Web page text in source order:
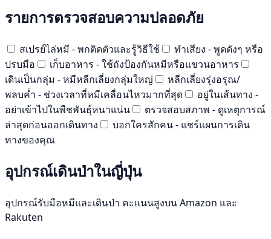
รายการตรวจสอบความปลอดภัย
สเปรย์ไล่หมี - พกติดตัวและรู้วิธีใช้
ทำเสียง - พูดดังๆ หรือ
ปรบมือ
เก็บอาหาร - ใช้ถังป้องกันหมีหรือแขวนอาหาร
เดินเป็นกลุ่ม - หมีหลีกเลี่ยงกลุ่มใหญ่
หลีกเลี่ยงรุ่งอรุณ/
พลบค่ำ - ช่วงเวลาที่หมีเคลื่อนไหวมากที่สุด
อยู่ในเส้นทาง -
อย่าเข้าไปในพืชพันธุ์หนาแน่น
ตรวจสอบสภาพ - ดูเหตุการณ์
ล่าสุดก่อนออกเดินทาง
บอกใครสักคน - แชร์แผนการเดิน
ทางของคุณ
อุปกรณ์เดินป่าในญี่ปุ่น
อุปกรณ์รับมือหมีและเดินป่า คะแนนสูงบน Amazon และ
Rakuten